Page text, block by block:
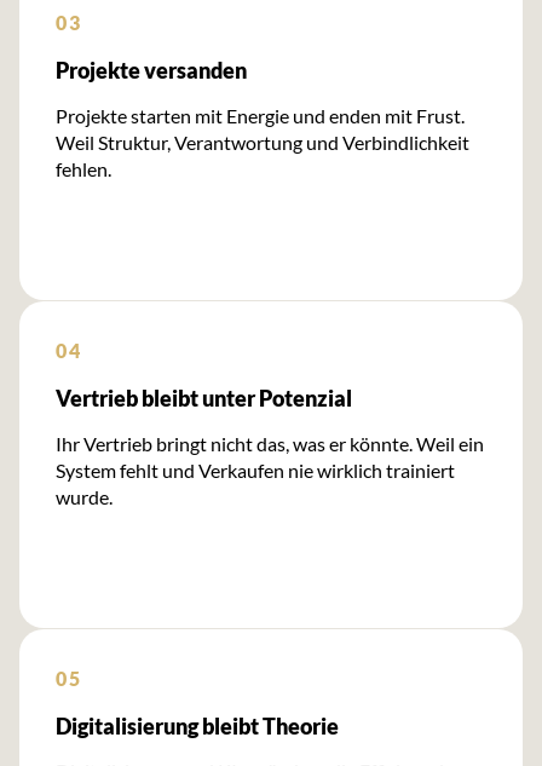
03
Projekte versanden
Projekte starten mit Energie und enden mit Frust.
Weil Struktur, Verantwortung und Verbindlichkeit
fehlen.
04
Vertrieb bleibt unter Potenzial
Ihr Vertrieb bringt nicht das, was er könnte. Weil ein
System fehlt und Verkaufen nie wirklich trainiert
wurde.
05
Digitalisierung bleibt Theorie